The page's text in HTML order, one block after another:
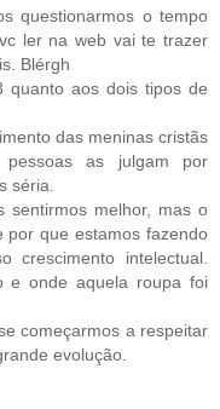
questionarmos o tempo
ler na web vai te trazer
Blérgh
quanto aos dois tipos de
das meninas cristãs
pessoas as julgam por
séria.
sentirmos melhor, mas o
por que estamos fazendo
crescimento intelectual.
e onde aquela roupa foi
começarmos a respeitar
evolução.